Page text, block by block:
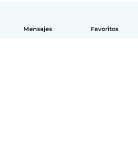
Mensajes Favoritos